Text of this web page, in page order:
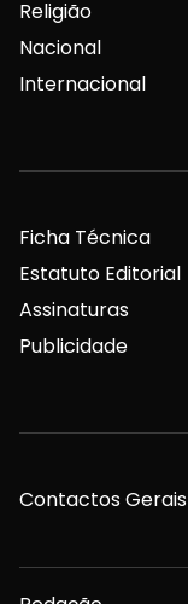
Religião
Nacional
Internacional
Ficha Técnica
Estatuto Editorial
Assinaturas
Publicidade
Contactos Gerais